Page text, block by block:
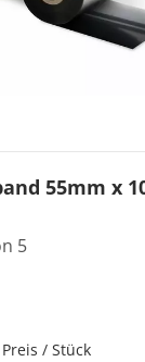
55mm x
5
Preis / Stück